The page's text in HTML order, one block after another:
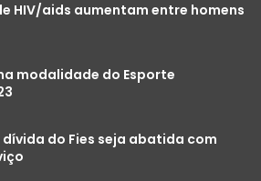
HIV/aids aumentam entre homens
modalidade do Esporte
do Fies seja abatida com